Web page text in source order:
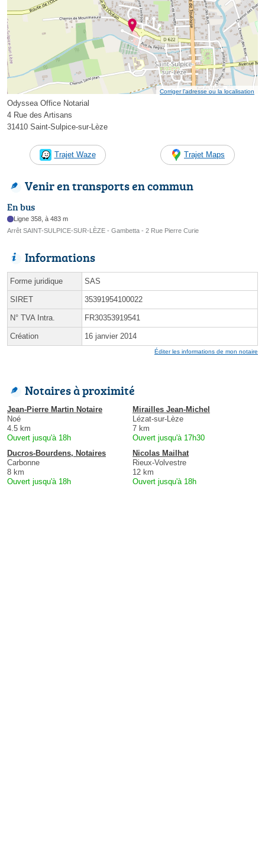
Corriger l’adresse ou la localisation
Odyssea Office Notarial
4 Rue des Artisans
31410 Saint-Sulpice-sur-Lèze
Trajet Waze Trajet Maps
Venir en transports en commun
En bus
Ligne 358, à 483 m
Arrêt SAINT-SULPICE-SUR-LÈZE - Gambetta - 2 Rue Pierre Curie
Informations
Forme juridique SAS
SIRET 35391954100022
N° TVA Intra. FR30353919541
Création 16 janvier 2014
Éditer les informations de mon notaire
Notaires à proximité
Jean-Pierre Martin Notaire
Noé
4.5 km
Ouvert jusqu'à 18h
Mirailles Jean-Michel
Lézat-sur-Lèze
7 km
Ouvert jusqu'à 17h30
Ducros-Bourdens, Notaires
Carbonne
8 km
Ouvert jusqu'à 18h
Nicolas Mailhat
Rieux-Volvestre
12 km
Ouvert jusqu'à 18h